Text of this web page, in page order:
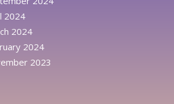
2024
2024
2024
2023